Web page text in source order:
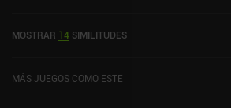
de 2021 y tiene actualmente una puntuación
MOSTRAR 14 SIMILITUDES
MÁS JUEGOS COMO ESTE